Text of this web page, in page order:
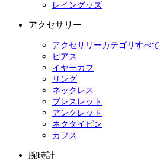
レイングッズ
アクセサリー
アクセサリーカテゴリすべて
ピアス
イヤーカフ
リング
ネックレス
ブレスレット
アンクレット
ネクタイピン
カフス
腕時計